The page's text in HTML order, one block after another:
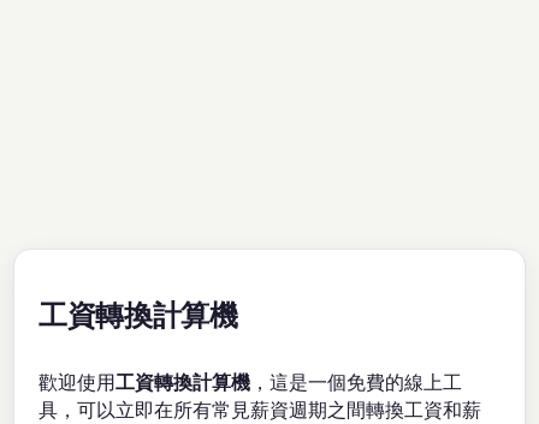
工資轉換計算機
歡迎使用工資轉換計算機 ，這是一個免費的線上工
具，可以立即在所有常見薪資週期之間轉換工資和薪